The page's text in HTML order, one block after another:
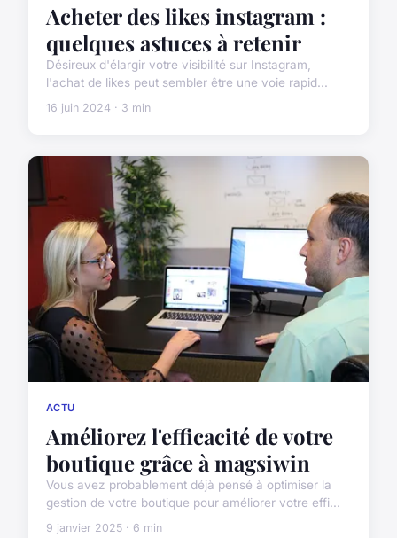
Acheter des likes instagram :
quelques astuces à retenir
Désireux d'élargir votre visibilité sur Instagram,
l'achat de likes peut sembler être une voie rapid...
16 juin 2024 · 3 min
ACTU
Améliorez l'efficacité de votre
boutique grâce à magsiwin
Vous avez probablement déjà pensé à optimiser la
gestion de votre boutique pour améliorer votre effi...
9 janvier 2025 · 6 min